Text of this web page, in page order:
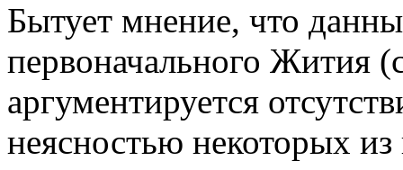
Бытует мнение, что
первоначального Жития
аргументируется
неясностью некоторых